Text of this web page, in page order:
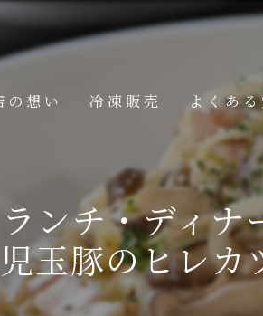
の想い 冷凍販売 よくあ
ンチ・ディ
玉豚のヒレカ